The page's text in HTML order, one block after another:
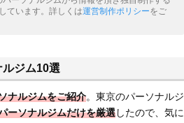
ています。詳しくは運営制作ポリシーをご
ジム10選
ナルジムをご紹介。東京のパーソナルジ
ーソナルジムだけを厳選したので、気に